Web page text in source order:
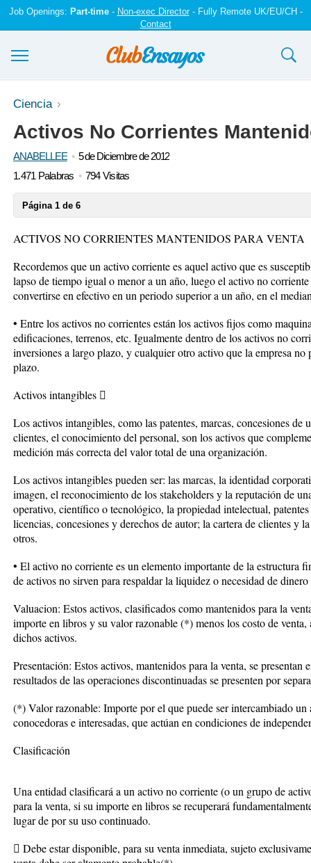
Job Openings: Part-time- Non-exec Director- Fully Remote UK/EU/CH -
Contact
Ensayos y trabajos
Registrarse
Iniciar sesión
Ciencia
Activos No Corrientes
ANABELLEE
5 de Diciembre de 2012
1.471 Palabras
794 Visitas
Página 1 de 6
ACTIVOS NO CORRIENTES MANTENIDOS PARA VENTA
Recordemos que un activo corriente es aquel activo que es
lapso de tiempo igual o menor a un año, luego el activo no
convertirse en efectivo en un periodo superior a un año, en el
• Entre los activos no corrientes están los activos fijos como
edificaciones, terrenos, etc. Igualmente dentro de los activos no
inversiones a largo plazo, y cualquier otro activo que la empresa
plazo.
Activos intangibles 
Los activos intangibles, como las patentes, marcas, concesiones de
clientes, el conocimiento del personal, son los activos que
medición más correcta del valor total de una organización.
Los activos intangibles pueden ser: las marcas, la identidad
imagen, el reconocimiento de los stakeholders y la reputación de
operativo, científico o tecnológico, la propiedad intelectual,
licencias, concesiones y derechos de autor; la cartera de clientes y
otros.
• El activo no corriente es un elemento importante de la estructura
de activos no sirven para respaldar la liquidez o necesidad de
Valuacion: Estos activos, clasificados como mantenidos para la
importe en libros y su valor razonable (*) menos los costo de venta,
dichos activos.
Presentación: Estos activos, mantenidos para la venta, se
resultados de las operaciones discontinuadas se presenten por
(*) Valor razonable: Importe por el que puede ser intercambiado un
conocedoras e interesadas, que actúan en condiciones de
Clasificación
Una entidad clasificará a un activo no corriente (o un grupo de
para la venta, si su importe en libros se recuperará
lugar de por su uso continuado.
 Debe estar disponible, para su venta inmediata, sujeto